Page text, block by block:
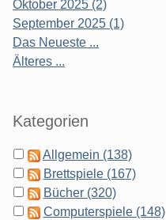
Oktober 2025 (2)
September 2025 (1)
Das Neueste ...
Älteres ...
Kategorien
Allgemein (138)
Brettspiele (167)
Bücher (320)
Computerspiele (148)